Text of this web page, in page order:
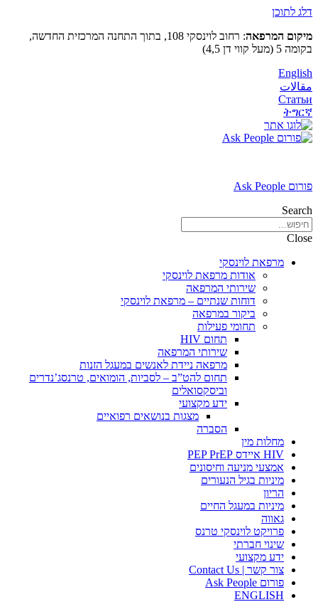
דלג לתוכן
מיקום המרפאה
: רחוב לוינסקי 108, בתוך התחנה המרכזית החדשה,
בקומה 5 (מעל קווי דן 4,5)
English
مقالات
Статьи
ትግርኛ
פורום Ask People
Search
Close
מרפאת לוינסקי
אודות מרפאת לוינסקי
שירותי המרפאה
דוחות שנתיים – מרפאת לוינסקי
ביקור במרפאה
תחומי פעילות
תחום HIV
שירותי המרפאה
מרפאה ניידת לאנשים במעגל הזנות
תחום להט”ב – לסביות, הומואים, טרנסג’נדרים
וביסקסואלים
ידע מקצועי
מצגות בנושאים רפואיים
הסברה
מחלות מין
HIV איידס PEP PrEP
אמצעי מניעה וחיסונים
מיניות בגיל הנעורים
הריון
מיניות במעגל החיים
גאווה
פרויקט לוינסקי טרנס
שינוי חברתי
ידע מקצועי
צור קשר | Contact Us
פורום Ask People
ENGLISH